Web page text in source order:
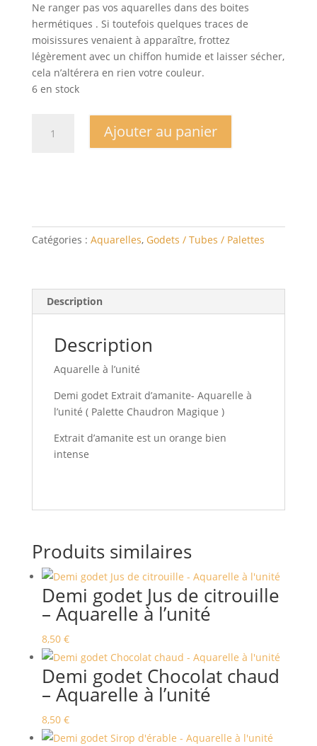
Ne ranger pas vos aquarelles dans des boites
hermétiques . Si toutefois quelques traces de
moisissures venaient à apparaître, frottez
légèrement avec un chiffon humide et laisser sécher,
cela n’altérera en rien votre couleur.
6 en stock
à
Chaudron
Magique
Ajouter au panier
Catégories : Aquarelles, Godets / Tubes / Palettes
Description
Description
Aquarelle à l’unité
Demi godet Extrait d’amanite- Aquarelle à
l’unité ( Palette Chaudron Magique )
Extrait d’amanite est un orange bien
intense
Produits similaires
Demi godet Jus de citrouille
– Aquarelle à l’unité
8,50 €
Demi godet Chocolat chaud
– Aquarelle à l’unité
8,50 €